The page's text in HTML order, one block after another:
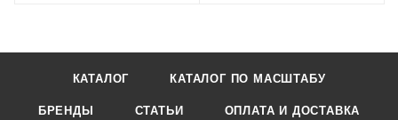
КАТАЛОГ КАТАЛОГ ПО МАСШТАБУ
БРЕНДЫ СТАТЬИ ОПЛАТА И ДОСТАВКА